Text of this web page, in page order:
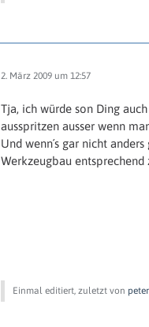
2. März 2009 um 12:57
Tja, ich würde son Ding
ausspritzen ausser wenn
Und wenn´s gar nicht
Werkzeugbau
Einmal editiert, zuletzt von